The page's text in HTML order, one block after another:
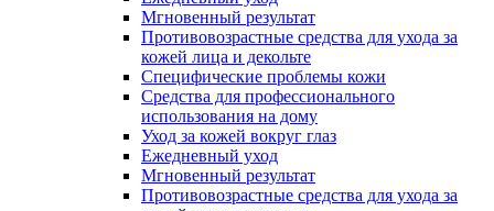
Мгновенный результат
Противовозрастные средства для ухода за
кожей лица и декольте
Специфические проблемы кожи
Средства для профессионального
использования на дому
Уход за кожей вокруг глаз
Ежедневный уход
Мгновенный результат
Противовозрастные средства для ухода за